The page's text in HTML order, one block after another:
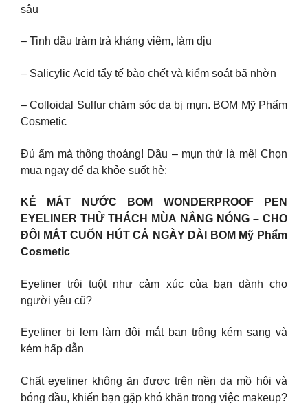
sâu
– Tinh dầu tràm trà kháng viêm, làm dịu
– Salicylic Acid tẩy tế bào chết và kiểm soát bã nhờn
– Colloidal Sulfur chăm sóc da bị mụn. BOM Mỹ Phẩm
Cosmetic
Đủ ẩm mà thông thoáng! Dầu – mụn thử là mê! Chọn
mua ngay để da khỏe suốt hè:
KẺ MẮT NƯỚC BOM WONDERPROOF PEN
EYELINER THỬ THÁCH MÙA NẮNG NÓNG – CHO
ĐÔI MẮT CUỐN HÚT CẢ NGÀY DÀI BOM Mỹ Phẩm
Cosmetic
Eyeliner trôi tuột như cảm xúc của bạn dành cho
người yêu cũ?
Eyeliner bị lem làm đôi mắt bạn trông kém sang và
kém hấp dẫn
Chất eyeliner không ăn được trên nền da mồ hôi và
bóng dầu, khiến bạn gặp khó khăn trong việc makeup?